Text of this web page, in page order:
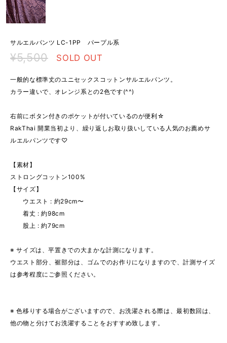
サルエルパンツ LC-1PP パープル系
¥5,500 SOLD OUT
一般的な標準丈のユニセックスコットンサルエルパンツ。
カラー違いで、オレンジ系との2色です(^^)
右前にボタン付きのポケットが付いているのが便利☆
RakThai 開業当初より、繰り返しお取り扱いしている人気のお薦めサ
ルエルパンツです♡
【素材】
ストロングコットン100%
【サイズ】
ウエスト : 約29cm〜
着丈 : 約98cm
股上 : 約79cm
※ サイズは、平置きでの大まかな計測になります。
ウエスト部分、裾部分は、ゴムでのお作りになりますので、計測サイズ
は参考程度にご参照ください。
※ 色移りする場合がございますので、お洗濯される際は、最初数回は、
他の物と分けてお洗濯することをおすすめ致します。